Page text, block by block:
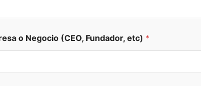
o Negocio (CEO, Fundador, etc) *